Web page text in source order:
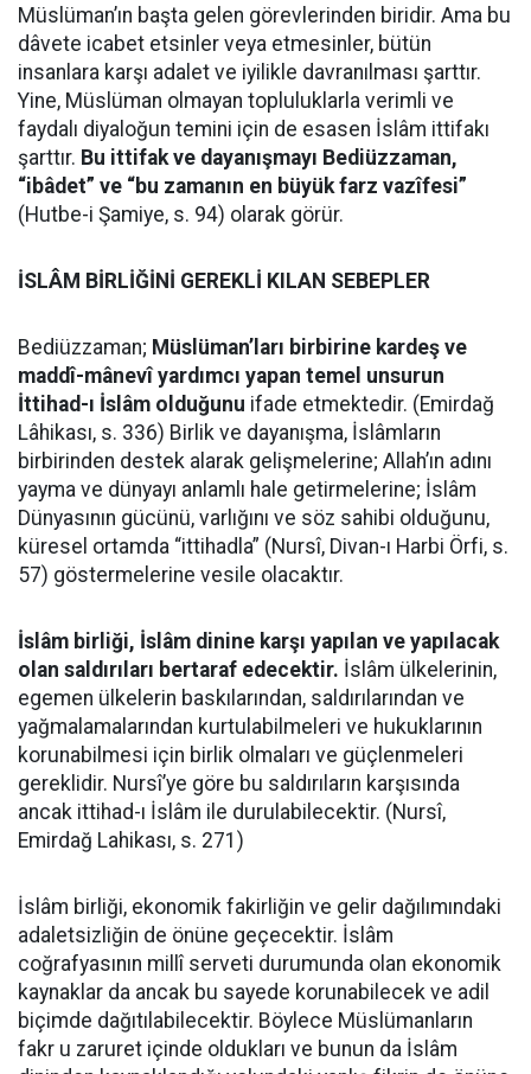
Müslüman’ın başta gelen görevlerinden biridir. Ama bu
dâvete icabet etsinler veya etmesinler, bütün
insanlara karşı adalet ve iyilikle davranılması şarttır.
Yine, Müslüman olmayan topluluklarla verimli ve
faydalı diyaloğun temini için de esasen İslâm ittifakı
şarttır. Bu ittifak ve dayanışmayı Bediüzzaman,
“ibâdet” ve “bu zamanın en büyük farz vazîfesi”
(Hutbe-i Şamiye, s. 94) olarak görür.
İSLÂM BİRLİĞİNİ GEREKLİ KILAN SEBEPLER
Bediüzzaman; Müslüman’ları birbirine kardeş ve
maddî-mânevî yardımcı yapan temel unsurun
İttihad-ı İslâm olduğunu ifade etmektedir. (Emirdağ
Lâhikası, s. 336) Birlik ve dayanışma, İslâmların
birbirinden destek alarak gelişmelerine; Allah’ın adını
yayma ve dünyayı anlamlı hale getirmelerine; İslâm
Dünyasının gücünü, varlığını ve söz sahibi olduğunu,
küresel ortamda “ittihadla” (Nursî, Divan-ı Harbi Örfi, s.
57) göstermelerine vesile olacaktır.
İslâm birliği, İslâm dinine karşı yapılan ve yapılacak
olan saldırıları bertaraf edecektir. İslâm ülkelerinin,
egemen ülkelerin baskılarından, saldırılarından ve
yağmalamalarından kurtulabilmeleri ve hukuklarının
korunabilmesi için birlik olmaları ve güçlenmeleri
gereklidir. Nursî’ye göre bu saldırıların karşısında
ancak ittihad-ı İslâm ile durulabilecektir. (Nursî,
Emirdağ Lahikası, s. 271)
İslâm birliği, ekonomik fakirliğin ve gelir dağılımındaki
adaletsizliğin de önüne geçecektir. İslâm
coğrafyasının millî serveti durumunda olan ekonomik
kaynaklar da ancak bu sayede korunabilecek ve adil
biçimde dağıtılabilecektir. Böylece Müslümanların
fakr u zaruret içinde oldukları ve bunun da İslâm